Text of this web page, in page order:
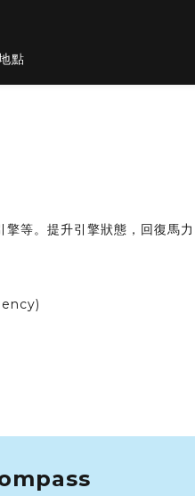
點
。提升引擎狀態，回復馬力